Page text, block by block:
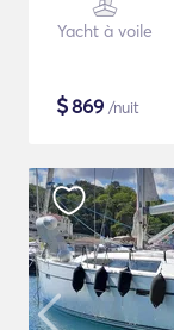
Yacht à voile
$869 /nuit